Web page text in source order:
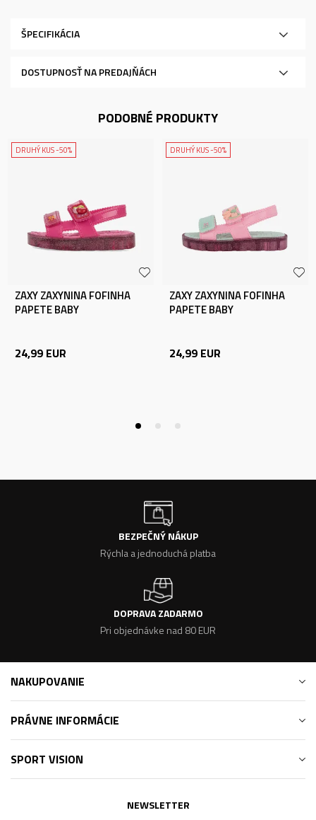
ŠPECIFIKÁCIA
DOSTUPNOSŤ NA PREDAJŇÁCH
PODOBNÉ PRODUKTY
DRUHÝ KUS -50%
ZAXY ZAXYNINA FOFINHA
PAPETE BABY
24,99 EUR
DRUHÝ KUS -50%
ZAXY ZAXYNINA FOFINHA
PAPETE BABY
24,99 EUR
BEZPEČNÝ NÁKUP
Rýchla a jednoduchá platba
DOPRAVA ZADARMO
Pri objednávke nad 80 EUR
NAKUPOVANIE
PRÁVNE INFORMÁCIE
SPORT VISION
NEWSLETTER